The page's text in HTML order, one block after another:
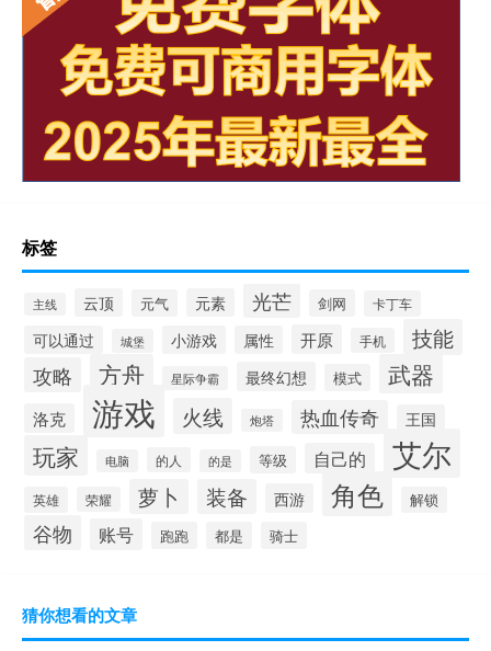
标签
主线 云顶 元气 元素 光芒 剑网 卡丁车
可以通过 城堡 小游戏 属性 开原 手机 技能
攻略 方舟 星际争霸 最终幻想 模式 武器
洛克 游戏 火线 炮塔 热血传奇 王国
玩家 电脑 的人 的是 等级 自己的 艾尔
英雄 荣耀 萝卜 装备 西游 角色 解锁
谷物 账号 跑跑 都是 骑士
猜你想看的文章